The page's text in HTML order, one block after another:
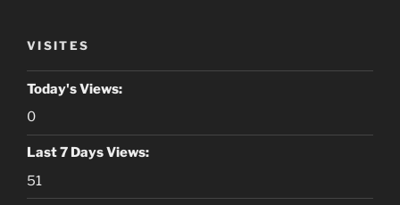
VISITES
Today's Views:
0
Last 7 Days Views:
51